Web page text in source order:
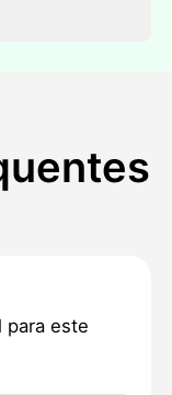
para este